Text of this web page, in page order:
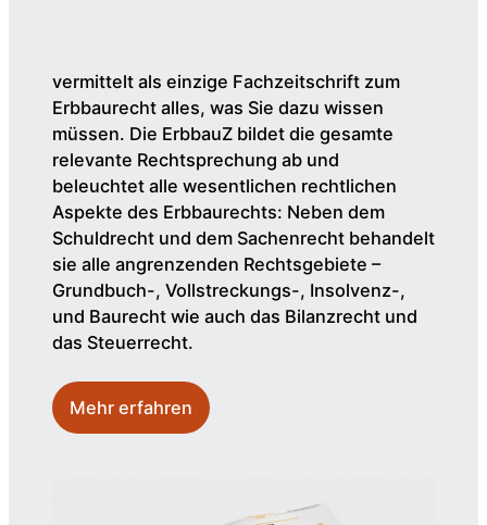
vermittelt als einzige Fachzeitschrift zum
Erbbaurecht alles, was Sie dazu wissen
müssen. Die ErbbauZ bildet die gesamte
relevante Rechtsprechung ab und
beleuchtet alle wesentlichen rechtlichen
Aspekte des Erbbaurechts: Neben dem
Schuldrecht und dem Sachenrecht behandelt
sie alle angrenzenden Rechtsgebiete –
Grundbuch-, Vollstreckungs-, Insolvenz-,
und Baurecht wie auch das Bilanzrecht und
das Steuerrecht.
Mehr erfahren